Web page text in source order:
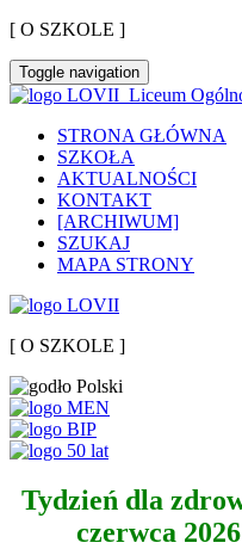
[ O SZKOLE ]
Toggle navigation
Liceum
STRONA GŁÓWNA
SZKOŁA
AKTUALNOŚCI
KONTAKT
[ARCHIWUM]
SZUKAJ
MAPA STRONY
[ O SZKOLE ]
Tydzień dla
czerwca 2026